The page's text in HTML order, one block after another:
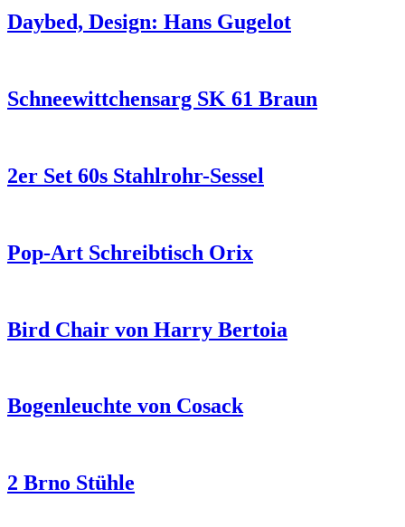
Daybed, Design: Hans Gugelot
Schneewittchensarg SK 61 Braun
2er Set 60s Stahlrohr-Sessel
Pop-Art Schreibtisch Orix
Bird Chair von Harry Bertoia
Bogenleuchte von Cosack
2 Brno Stühle